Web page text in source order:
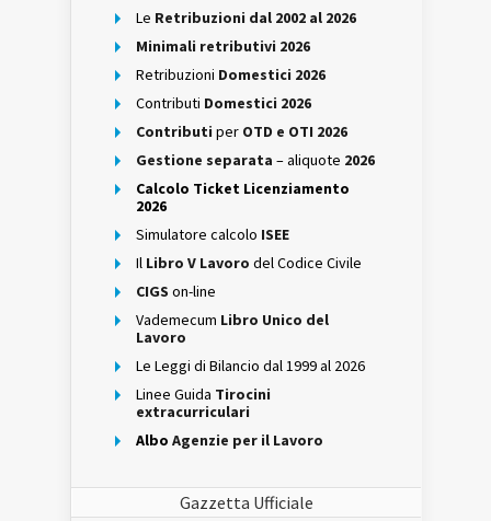
Le Retribuzioni dal 2002 al 2026
Minimali retributivi 2026
Retribuzioni Domestici 2026
Contributi Domestici 2026
Contributi per OTD e OTI 2026
Gestione separata – aliquote 2026
Calcolo Ticket Licenziamento
2026
Simulatore calcolo ISEE
Il Libro V Lavoro del Codice Civile
CIGS on-line
Vademecum Libro Unico del
Lavoro
Le Leggi di Bilancio dal 1999 al 2026
Linee Guida Tirocini
extracurriculari
Albo Agenzie per il Lavoro
Gazzetta Ufficiale